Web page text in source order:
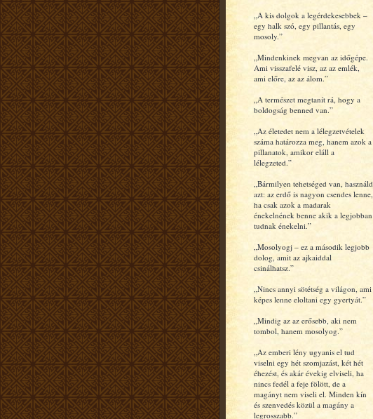
„A kis dolgok a legérdekesebbek –
egy halk szó, egy pillantás, egy
mosoly.”
„Mindenkinek megvan az időgépe.
Ami visszafelé visz, az az emlék,
ami előre, az az álom.”
„A természet megtanít rá, hogy a
boldogság benned van.”
„Az életedet nem a lélegzetvételek
száma határozza meg, hanem azok a
pillanatok, amikor eláll a
lélegzeted.”
„Bármilyen tehetséged van, használd
azt: az erdő is nagyon csendes lenne,
ha csak azok a madarak
énekelnének benne akik a legjobban
tudnak énekelni.”
„Mosolyogj – ez a második legjobb
dolog, amit az ajkaiddal
csinálhatsz.”
„Nincs annyi sötétség a világon, ami
képes lenne eloltani egy gyertyát.”
„Mindig az az erősebb, aki nem
tombol, hanem mosolyog.”
„Az emberi lény ugyanis el tud
viselni egy hét szomjazást, két hét
éhezést, és akár évekig elviseli, ha
nincs fedél a feje fölött, de a
magányt nem viseli el. Minden kín
és szenvedés közül a magány a
legrosszabb.”